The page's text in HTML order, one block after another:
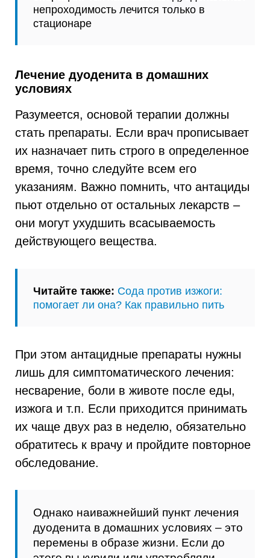
непроходимость лечится только в
стационаре
Лечение дуоденита в домашних
условиях
Разумеется, основой терапии должны
стать препараты. Если врач прописывает
их назначает пить строго в определенное
время, точно следуйте всем его
указаниям. Важно помнить, что антациды
пьют отдельно от остальных лекарств –
они могут ухудшить всасываемость
действующего вещества.
Читайте также: Сода против изжоги:
помогает ли она? Как правильно пить
При этом антацидные препараты нужны
лишь для симптоматического лечения:
несварение, боли в животе после еды,
изжога и т.п. Если приходится принимать
их чаще двух раз в неделю, обязательно
обратитесь к врачу и пройдите повторное
обследование.
Однако наиважнейший пункт лечения
дуоденита в домашних условиях – это
перемены в образе жизни. Если до